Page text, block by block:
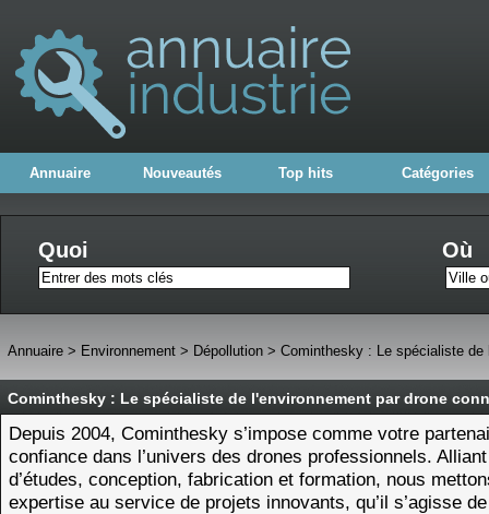
Annuaire Nouveautés Top hits Catégories
Quoi Où
Annuaire > Environnement > Dépollution > Cominthesky : Le spécialiste de
Cominthesky : Le spécialiste de l'environnement par drone
Depuis 2004, Cominthesky s’impose comme votre
confiance dans l’univers des drones professionnels.
d’études, conception, fabrication et formation, nous
expertise au service de projets innovants, qu’il s’agisse